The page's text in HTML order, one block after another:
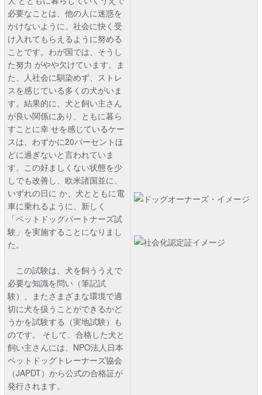
必要なことは、他の人に迷惑を
かけないように、社会に快く受
け入れてもらえるように努める
ことです。わが国では、そうし
た努力 がやや欠けています。ま
た、人社会に馴染めず、ストレ
スを感じている多くの犬がいま
す。結果的に、犬と飼い主さん
が良い関係にあり、ともに暮ら
すことに幸 せを感じているケー
スは、わずかに20パーセントほ
どに過ぎないと言われていま
す。この好ましくない状態を少
しでも改善し、欧米諸国並に、
いずれの日に か、犬とともに電
車に乗れるように、新しく
「ペットドッグパートナーズ試
験」を実施することになりまし
た。
この試験は、犬を飼ううえで
必要な知識を問い（筆記試
験）、またさまざまな環境で適
切に犬を扱うことができるかど
うかを試験する（実地試験）も
のです。 そして、合格した犬と
飼い主さんには、NPO法人日本
ペットドッグトレーナーズ協会
（JAPDT）から公式の合格証が
発行されます。